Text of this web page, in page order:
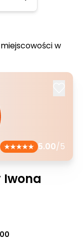
w
5.00/5